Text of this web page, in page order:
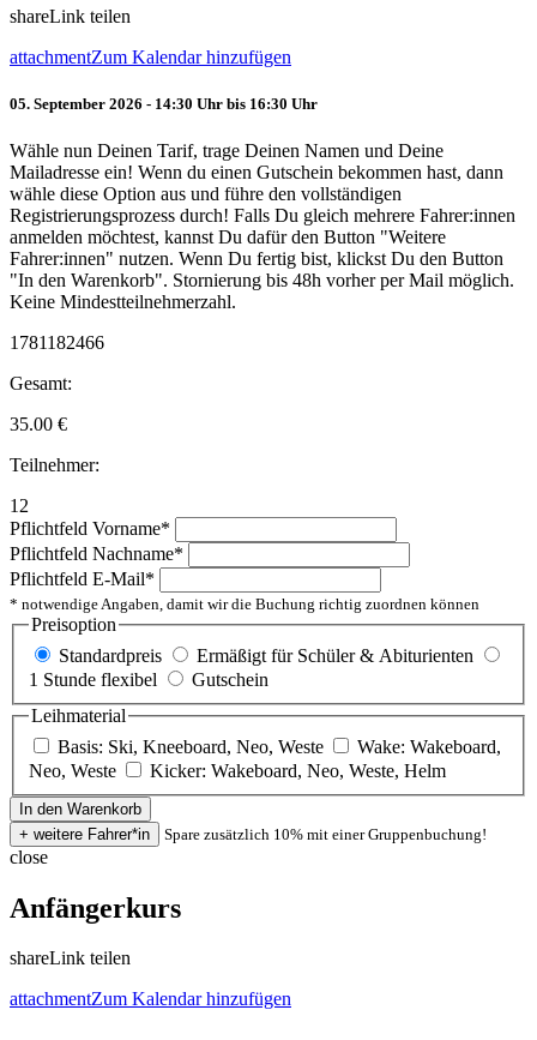
shareLink teilen
attachmentZum Kalendar hinzufügen
05. September 2026 - 14:30 Uhr bis 16:30 Uhr
Wähle nun Deinen Tarif, trage Deinen Namen und Deine
Mailadresse ein! Wenn du einen Gutschein bekommen hast, dann
wähle diese Option aus und führe den vollständigen
Registrierungsprozess durch! Falls Du gleich mehrere Fahrer:innen
anmelden möchtest, kannst Du dafür den Button "Weitere
Fahrer:innen" nutzen. Wenn Du fertig bist, klickst Du den Button
"In den Warenkorb". Stornierung bis 48h vorher per Mail möglich.
Keine Mindestteilnehmerzahl.
1781182466
Gesamt:
35.00 €
Teilnehmer:
12
Pflichtfeld Vorname*
Pflichtfeld Nachname*
Pflichtfeld E-Mail*
* notwendige Angaben, damit wir die Buchung richtig zuordnen können
Preisoption
Standardpreis
Ermäßigt für Schüler & Abiturienten
1 Stunde flexibel
Gutschein
Leihmaterial
Basis: Ski, Kneeboard, Neo, Weste
Wake: Wakeboard,
Neo, Weste
Kicker: Wakeboard, Neo, Weste, Helm
Spare zusätzlich 10% mit einer Gruppenbuchung!
close
Anfängerkurs
shareLink teilen
attachmentZum Kalendar hinzufügen